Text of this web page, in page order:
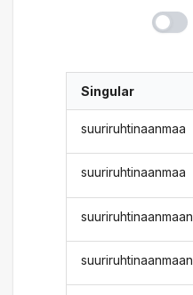
Singular
suuriruhtinaanmaa
suuriruhtinaanmaa
suuriruhtinaanmaan
suuriruhtinaanmaan